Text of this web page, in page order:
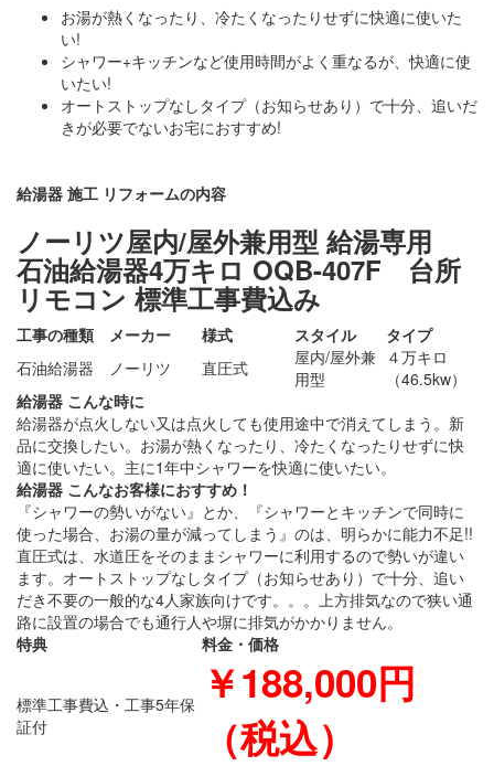
お湯が熱くなったり、冷たくなったりせずに快適に使いた
い!
シャワー+キッチンなど使用時間がよく重なるが、快適に使
いたい!
オートストップなしタイプ（お知らせあり）で十分、追いだ
きが必要でないお宅におすすめ!
給湯器 施工 リフォームの内容
ノーリツ屋内/屋外兼用型 給湯専用
石油給湯器4万キロ OQB-407F 台所
リモコン 標準工事費込み
工事の種類 メーカー 様式 スタイル
タイプ
石油給湯器
ノーリツ 直圧式
屋内/屋外兼
用型
４万キロ
（46.5kw）
給湯器 こんな時に
給湯器が点火しない又は点火しても使用途中で消えてしまう。新
品に交換したい。お湯が熱くなったり、冷たくなったりせずに快
適に使いたい。主に1年中シャワーを快適に使いたい。
給湯器 こんなお客様におすすめ！
『シャワーの勢いがない』とか、『シャワーとキッチンで同時に
使った場合、お湯の量が減ってしまう』のは、明らかに能力不足!!
直圧式は、水道圧をそのままシャワーに利用するので勢いが違い
ます。オートストップなしタイプ（お知らせあり）で十分、追い
だき不要の一般的な4人家族向けです。。。上方排気なので狭い通
路に設置の場合でも通行人や塀に排気がかかりません。
特典
料金・価格
標準工事費込・工事5年保
証付
￥188,000円
（税込）